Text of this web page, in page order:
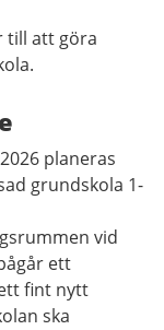
till att göra
planeras
grundskola 1-
vid
ett
fint nytt
ska